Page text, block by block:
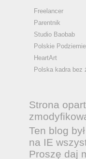
Freelancer
Parentnik
Studio Baobab
Polskie Podziemie
HeartArt
Polska kadra bez
Strona
Ten blog
na IE
Proszę daj